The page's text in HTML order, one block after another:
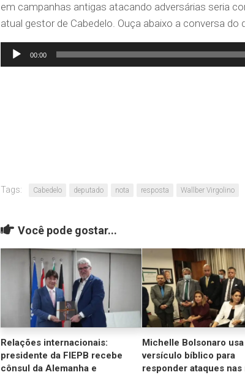
em campanhas antigas atacando adversárias seria
atual gestor de Cabedelo. Ouça abaixo a conversa
Tocador
de
00:00
Tags: Cabedelo deputado nota resposta Wallber Virgolino
Você pode gostar...
Relações internacionais:
presidente da FIEPB recebe
cônsul da Alemanha e
Michelle Bolsonaro usa
versículo bíblico para
responder ataques nas